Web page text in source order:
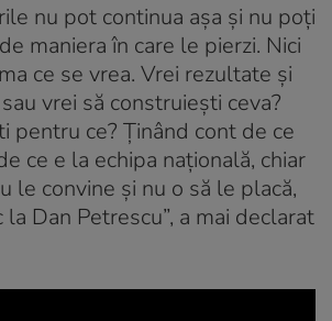
nu pot continua așa și nu poți
maniera în care le pierzi. Nici
ce se vrea. Vrei rezultate și
vrei să construiești ceva?
pentru ce? Ținând cont de ce
ce e la echipa națională, chiar
le convine și nu o să le placă,
Dan Petrescu”, a mai declarat